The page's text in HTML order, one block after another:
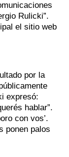
Rulicki”.
el sitio web
por la
expresó:
hablar”.
con vos’.
ponen palos